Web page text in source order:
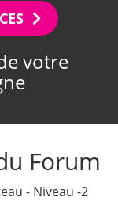
votre
Forum
- Niveau -2